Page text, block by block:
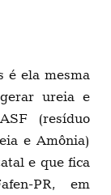
é ela mesma
ureia e
(resíduo
e Amônia)
e que fica
PR, em